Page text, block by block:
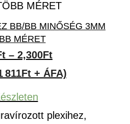
BB/BB MINŐSÉG 3MM
MÉRET
– 2,300FtÁrtartomány:
914Ft
2,300Ft
811Ft + ÁFA)